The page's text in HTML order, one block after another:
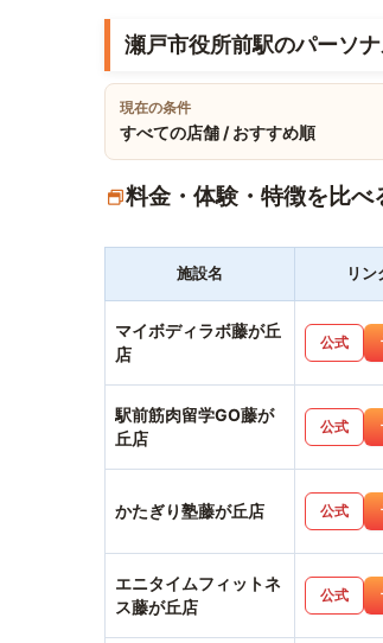
瀬戸市役所前駅のパーソ
現在の条件
すべての店舗 / おすすめ順
料金・体験・特徴を比べ
施設名 リン
マイボディラボ藤が丘
店
公式
駅前筋肉留学GO藤が
丘店
公式
かたぎり塾藤が丘店 公式
エニタイムフィットネ
ス藤が丘店
公式